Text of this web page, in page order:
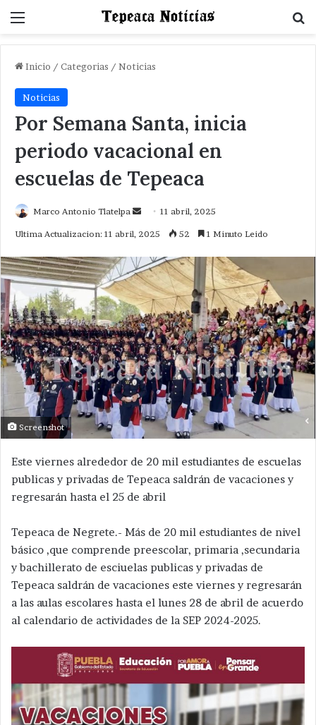
Menu
Inicio / Categorias / Noticias
Noticias
Por Semana Santa, inicia
periodo vacacional en
escuelas de Tepeaca
Marco Antonio Tlatelpa
Send11 abril, 2025
Ultima Actualizacion: 11 abril, 2025 52 1 Minuto Leido
Screenshot
Este viernes alrededor de 20 mil estudiantes de escuelas
publicas y privadas de Tepeaca saldrán de vacaciones y
regresarán hasta el 25 de abril
Tepeaca de Negrete.- Más de 20 mil estudiantes de nivel
básico ,que comprende preescolar, primaria ,secundaria
y bachillerato de esciuelas publicas y privadas de
Tepeaca saldrán de vacaciones este viernes y regresarán
a las aulas escolares hasta el lunes 28 de abril de acuerdo
al calendario de actividades de la SEP 2024-2025.